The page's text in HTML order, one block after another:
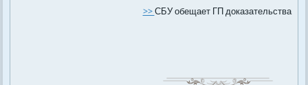
>>СБУ обещает ГП доказательства